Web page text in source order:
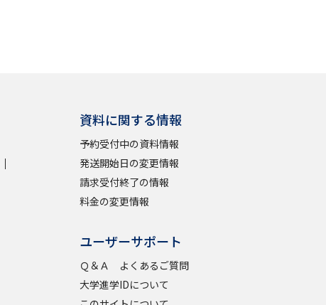
資料に関する情報
予約受付中の資料情報
発送開始日の変更情報
請求受付終了の情報
料金の変更情報
ユーザーサポート
Ｑ＆Ａ よくあるご質問
大学進学IDについて